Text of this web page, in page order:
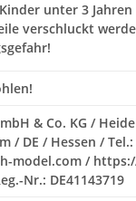
unter 3 Jahren
verschluckt
& Co. KG /
/ DE / Hessen /
model.com /
Nr.: DE41143719